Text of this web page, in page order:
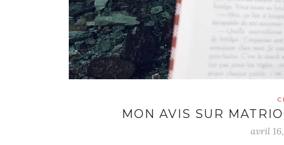
MON AVIS SUR
avril